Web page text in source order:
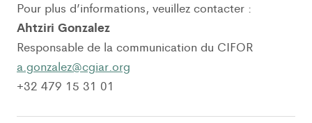
Pour plus d’informations, veuillez contacter :
Ahtziri Gonzalez
Responsable de la communication du CIFOR
a.gonzalez@cgiar.org
+32 479 15 31 01